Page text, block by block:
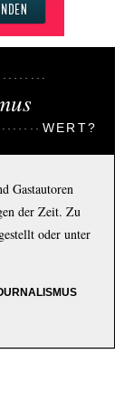
WERT?
Gastautoren
der Zeit. Zu
oder unter